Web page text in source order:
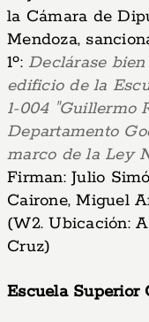
la Cámara de
Mendoza,
1º: Declárase
edificio de la
1-004 "Guillermo
Departamento
marco de la Ley
Firman: Julio
Cairone, Miguel
(W2. Ubicación:
Cruz)
Escuela Superior